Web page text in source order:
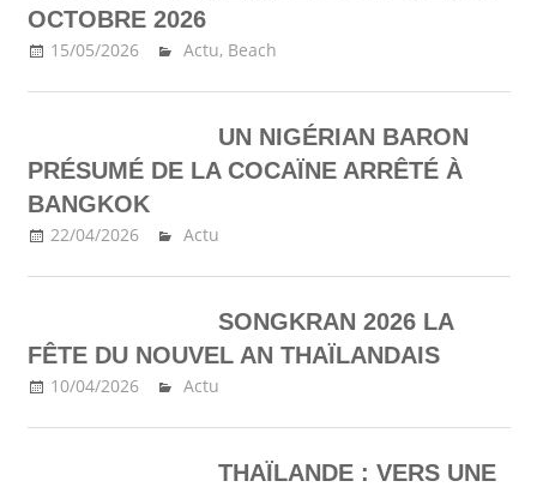
OCTOBRE 2026
15/05/2026 Ma Thailande
Actu, Beach
UN NIGÉRIAN BARON
PRÉSUMÉ DE LA COCAÏNE ARRÊTÉ À
BANGKOK
22/04/2026 Ma Thailande
Actu
SONGKRAN 2026 LA
FÊTE DU NOUVEL AN THAÏLANDAIS
10/04/2026 Ma Thailande
Actu
THAÏLANDE : VERS UNE